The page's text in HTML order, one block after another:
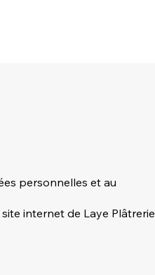
personnelles et au
internet de Laye Plâtrerie